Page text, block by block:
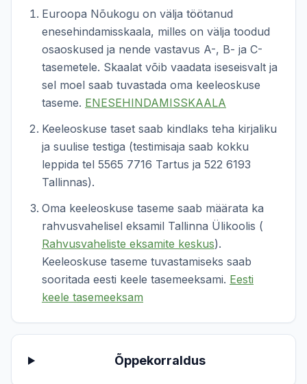
Euroopa Nõukogu on välja töötanud
enesehindamisskaala, milles on välja toodud
osaoskused ja nende vastavus A-, B- ja C-
tasemetele. Skaalat võib vaadata iseseisvalt ja
sel moel saab tuvastada oma keeleoskuse
taseme. ENESEHINDAMISSKAALA
Keeleoskuse taset saab kindlaks teha kirjaliku
ja suulise testiga (testimisaja saab kokku
leppida tel 5565 7716 Tartus ja 522 6193
Tallinnas).
Oma keeleoskuse taseme saab määrata ka
rahvusvahelisel eksamil Tallinna Ülikoolis (
Rahvusvaheliste eksamite keskus).
Keeleoskuse taseme tuvastamiseks saab
sooritada eesti keele tasemeeksami. Eesti
keele tasemeeksam
Õppekorraldus